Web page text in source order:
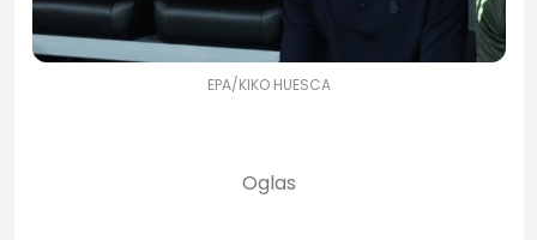
EPA/KIKO HUESCA